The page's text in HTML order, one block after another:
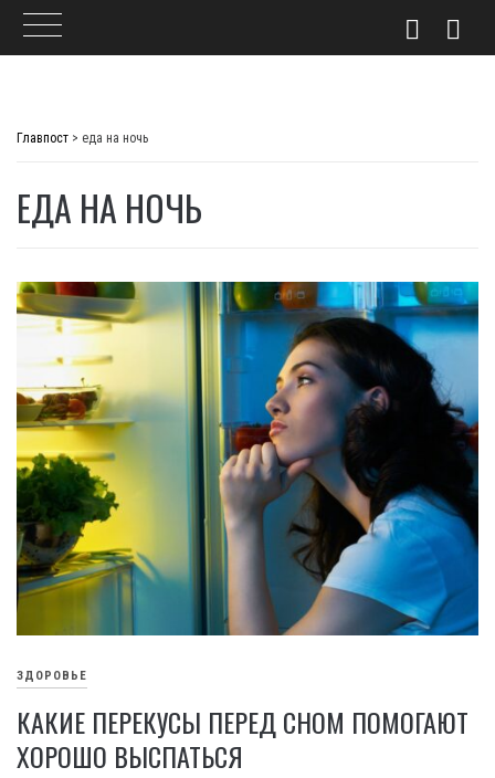
Главпост > еда на ночь
ЕДА НА НОЧЬ
ЗДОРОВЬЕ
КАКИЕ ПЕРЕКУСЫ ПЕРЕД СНОМ ПОМОГАЮТ
ХОРОШО ВЫСПАТЬСЯ